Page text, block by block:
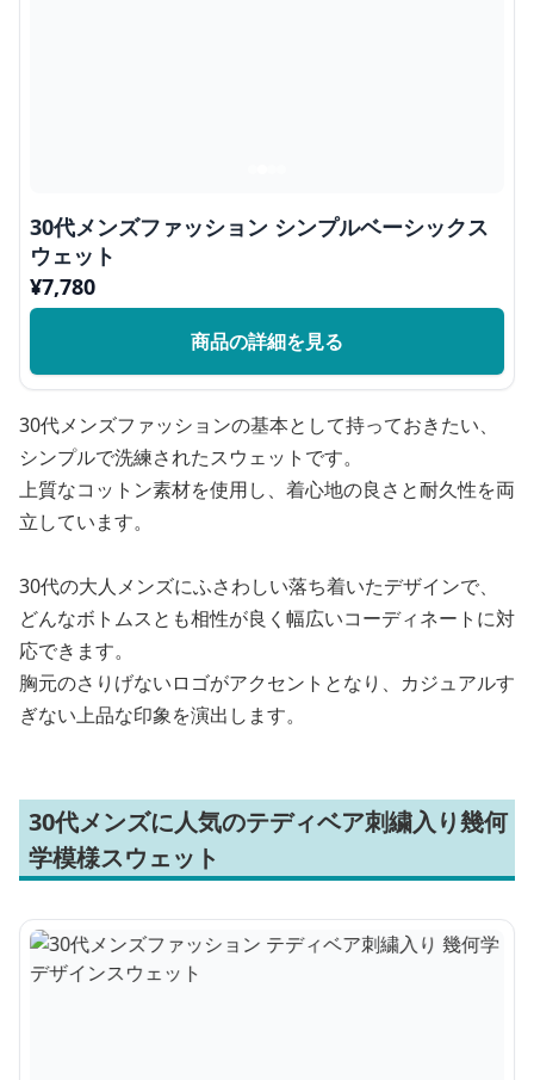
30代メンズファッション シンプルベーシックス
ウェット
¥7,780
商品の詳細を見る
30代メンズファッションの基本として持っておきたい、
シンプルで洗練されたスウェットです。
上質なコットン素材を使用し、着心地の良さと耐久性を両
立しています。
30代の大人メンズにふさわしい落ち着いたデザインで、
どんなボトムスとも相性が良く幅広いコーディネートに対
応できます。
胸元のさりげないロゴがアクセントとなり、カジュアルす
ぎない上品な印象を演出します。
30代メンズに人気のテディベア刺繍入り幾何
学模様スウェット